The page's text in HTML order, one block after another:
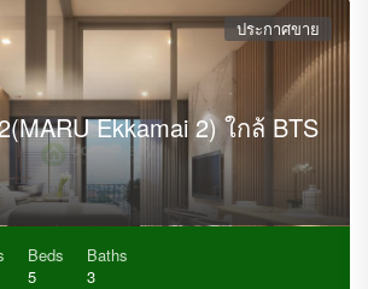
ประกาศขาย
Ekkamai 2) ใกล้ BTS
Beds
5
Baths
3